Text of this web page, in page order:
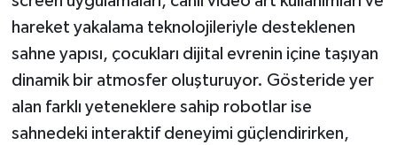
hareket yakalama teknolojileriyle desteklenen
sahne yapısı, çocukları dijital evrenin içine taşıyan
dinamik bir atmosfer oluşturuyor. Gösteride yer
alan farklı yeteneklere sahip robotlar ise
sahnedeki interaktif deneyimi güçlendirirken,